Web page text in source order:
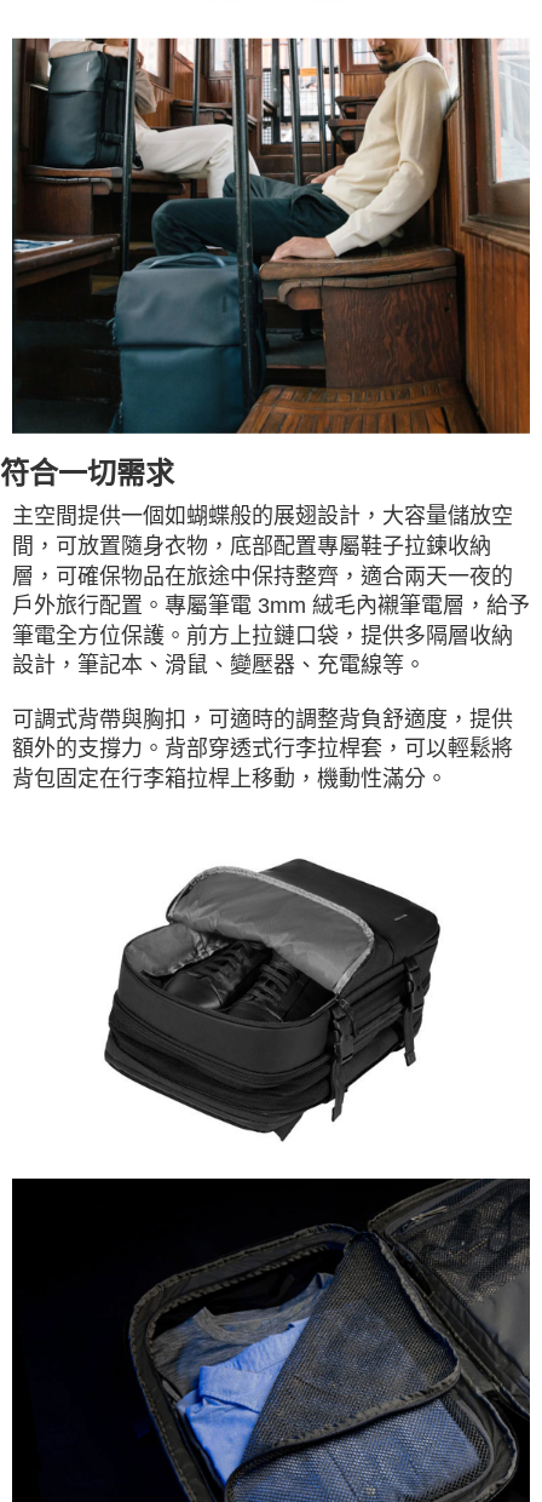
符合一切需求
主空間提供一個如蝴蝶般的展翅設計，大容量儲放空
間，可放置隨身衣物，底部配置專屬鞋子拉鍊收納
層，可確保物品在旅途中保持整齊，適合兩天一夜的
戶外旅行配置。專屬筆電 3mm 絨毛內襯筆電層，給予
筆電全方位保護。前方上拉鏈口袋，提供多隔層收納
設計，筆記本、滑鼠、變壓器、充電線等。
可調式背帶與胸扣，可適時的調整背負舒適度，提供
額外的支撐力。背部穿透式行李拉桿套，可以輕鬆將
背包固定在行李箱拉桿上移動，機動性滿分。